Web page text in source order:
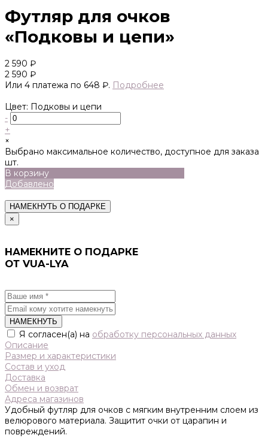
Футляр для очков
«Подковы и цепи»
2 590 ₽
2 590 ₽
Или 4 платежа по 648 ₽. Подробнее
Цвет: Подковы и цепи
-
+
×
Выбрано максимальное количество, доступное для заказа
шт.
В корзину
Добавлено
НАМЕКНУТЬ О ПОДАРКЕ
×
НАМЕКНИТЕ О ПОДАРКЕ
ОТ VUA-LYA
НАМЕКНУТЬ
Я согласен(а) на обработку персональных данных
Описание
Размер и характеристики
Состав и уход
Доставка
Обмен и возврат
Адреса магазинов
Удобный футляр для очков с мягким внутренним слоем из
велюрового материала. Защитит очки от царапин и
повреждений.